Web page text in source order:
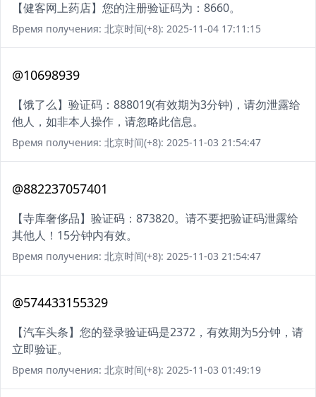
【健客网上药店】您的注册验证码为：8660。
Время получения: 北京时间(+8): 2025-11-04 17:11:15
@10698939
【饿了么】验证码：888019(有效期为3分钟)，请勿泄露给
他人，如非本人操作，请忽略此信息。
Время получения: 北京时间(+8): 2025-11-03 21:54:47
@882237057401
【寺库奢侈品】验证码：873820。请不要把验证码泄露给
其他人！15分钟内有效。
Время получения: 北京时间(+8): 2025-11-03 21:54:47
@574433155329
【汽车头条】您的登录验证码是2372，有效期为5分钟，请
立即验证。
Время получения: 北京时间(+8): 2025-11-03 01:49:19